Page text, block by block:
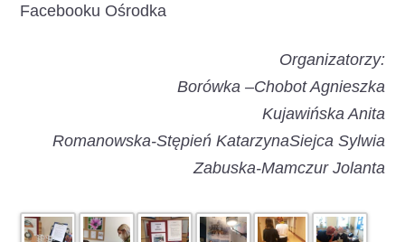
Facebooku Ośrodka
Organizatorzy:
Borówka –Chobot Agnieszka
Kujawińska Anita
Romanowska-Stępień KatarzynaSiejca Sylwia
Zabuska-Mamczur Jolanta